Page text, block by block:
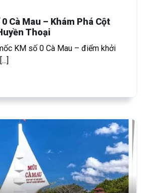
Cà Mau – Khám Phá Cột
Thoại
KM số 0 Cà Mau – điểm khởi